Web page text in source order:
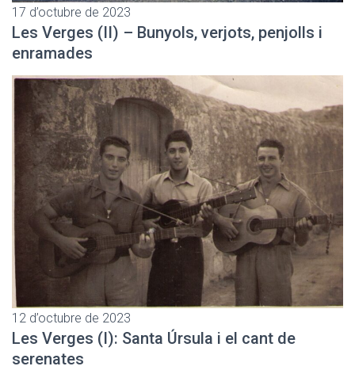
17 d’octubre de 2023
Les Verges (II) – Bunyols, verjots, penjolls i
enramades
12 d’octubre de 2023
Les Verges (I): Santa Úrsula i el cant de
serenates